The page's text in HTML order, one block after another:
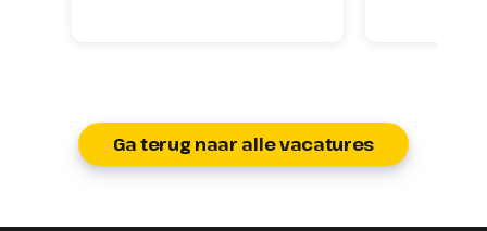
Ga terug naar alle vacatures